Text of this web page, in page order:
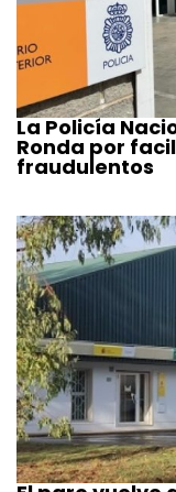
La Policía
Ronda por
fraudulentos